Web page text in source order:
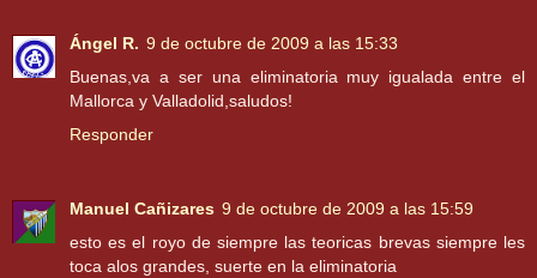
Ángel R. 9 de octubre de 2009 a las 15:33
Buenas,va a ser una eliminatoria muy igualada entre el
Mallorca y Valladolid,saludos!
Responder
Manuel Cañizares 9 de octubre de 2009 a las 15:59
esto es el royo de siempre las teoricas brevas siempre les
toca alos grandes, suerte en la eliminatoria